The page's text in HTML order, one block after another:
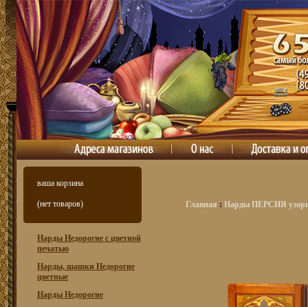
ваша корзина
(нет товаров)
Нарды Недорогие с цветной
печатью
Нарды, шашки Недорогие
цветные
Нарды Недорогие
Главная : Нарды ПЕРСИЯ